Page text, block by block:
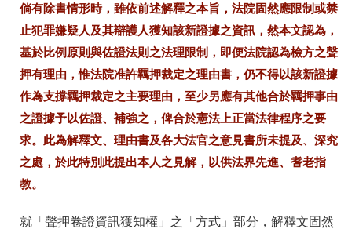
倘有除書情形時，雖依前述解釋之本旨，法院固然應限制或禁
止犯罪嫌疑人及其辯護人獲知該新證據之資訊，然本文認為，
基於比例原則與佐證法則之法理限制，即便法院認為檢方之聲
押有理由，惟法院准許羈押裁定之理由書，仍不得以該新證據
作為支撐羈押裁定之主要理由，至少另應有其他合於羈押事由
之證據予以佐證、補強之，俾合於憲法上正當法律程序之要
求。此為解釋文、理由書及各大法官之意見書所未提及、深究
之處，於此特別此提出本人之見解，以供法界先進、耆老指
教。
就「聲押卷證資訊獲知權」之「方式」部分，解釋文固然